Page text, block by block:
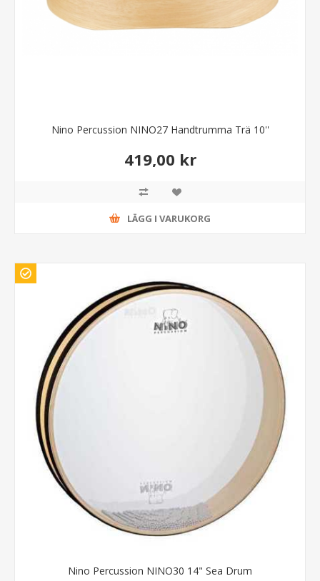
Nino Percussion NINO27 Handtrumma Trä 10''
419,00 kr
LÄGG I VARUKORG
Nino Percussion NINO30 14" Sea Drum